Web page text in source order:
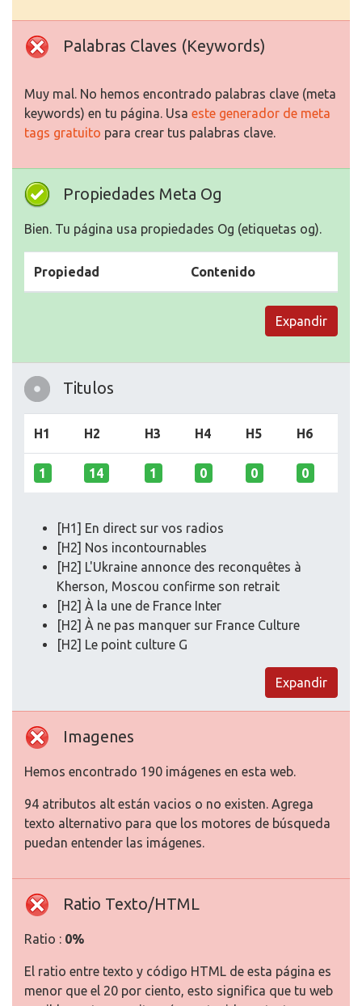
Palabras Claves (Keywords)
Muy mal. No hemos encontrado palabras clave (meta
keywords) en tu página. Usa este generador de meta
tags gratuito para crear tus palabras clave.
Propiedades Meta Og
Bien. Tu página usa propiedades Og (etiquetas og).
Propiedad Contenido
Expandir
Titulos
H1 H2 H3 H4 H5 H6
1 14 1 0 0 0
[H1] En direct sur vos radios
[H2] Nos incontournables
[H2] L'Ukraine annonce des reconquêtes à
Kherson, Moscou confirme son retrait
[H2] À la une de France Inter
[H2] À ne pas manquer sur France Culture
[H2] Le point culture G
Expandir
Imagenes
Hemos encontrado 190 imágenes en esta web.
94 atributos alt están vacios o no existen. Agrega
texto alternativo para que los motores de búsqueda
puedan entender las imágenes.
Ratio Texto/HTML
Ratio : 0%
El ratio entre texto y código HTML de esta página es
menor que el 20 por ciento, esto significa que tu web